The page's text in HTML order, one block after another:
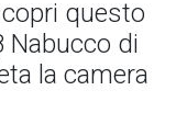
questo
Nabucco di
la camera